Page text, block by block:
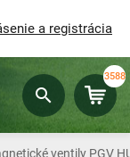
a registrácia
3588
ventily PGV